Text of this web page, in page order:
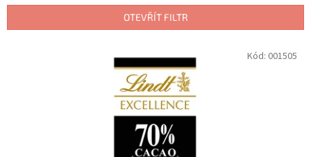
r
OTEVŘÍT FILTR
Kód: 001505